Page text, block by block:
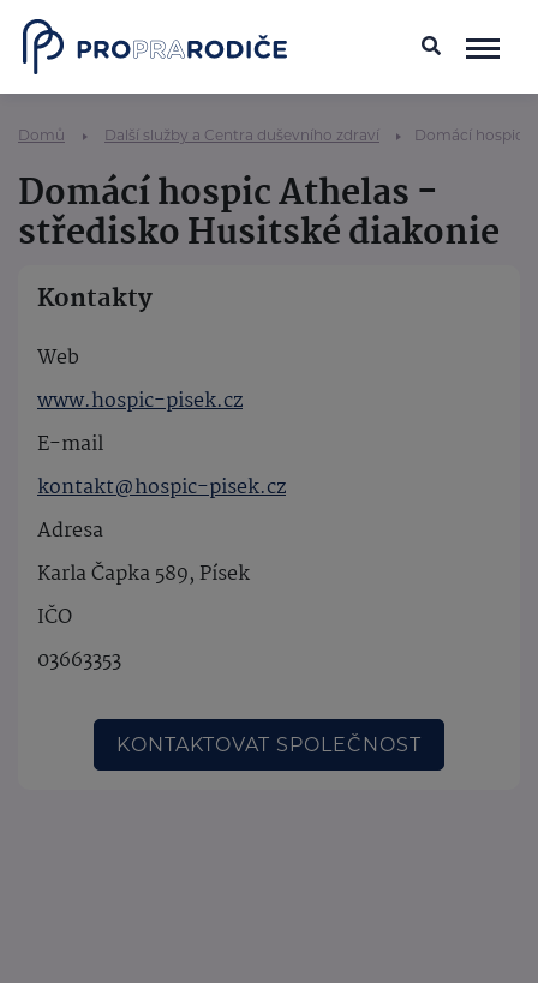
Domů Další služby a Centra duševního zdraví Domácí hospic
Domácí hospic Athelas -
středisko Husitské diakonie
Kontakty
Web
www.hospic-pisek.cz
E-mail
kontakt@hospic-pisek.cz
Adresa
Karla Čapka 589, Písek
IČO
03663353
KONTAKTOVAT SPOLEČNOST